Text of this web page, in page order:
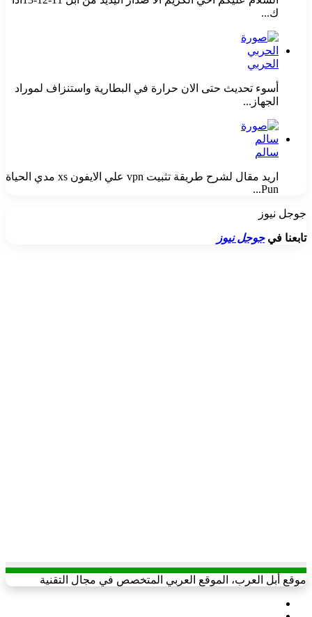
ك...
الحربي
أسوء تحديث حتى الان حرارة في البطارية واستنزاف لموراد
الجهاز...
سالم
اريد مقال لشرح طريقة تثبيت vpn علي الايفون xs مدي الحياة
Pun...
جوجل نيوز
تابعنا فيجوجل نيوز
موقع أبل العرب، الموقع العربي المتخصص في مجال التقنية